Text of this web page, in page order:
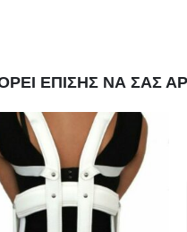
ΕΠΊΣΗΣ ΝΑ ΣΑΣ